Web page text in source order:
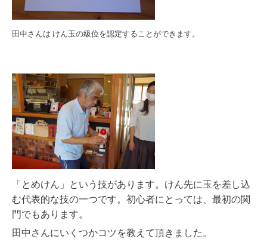
田中さんは けん玉の級位を認定することができます。
「とめけん」という技があります。 けん先に玉を差し込
む代表的な技の一つです。初心者にとっては、最初の関
門でもあります。
田中さんにいくつかコツを教えて頂きました。